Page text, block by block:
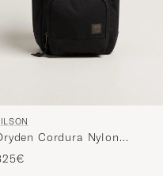
Cordura Nylon
Black